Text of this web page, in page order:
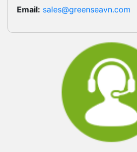
Email: sales@greenseavn.com